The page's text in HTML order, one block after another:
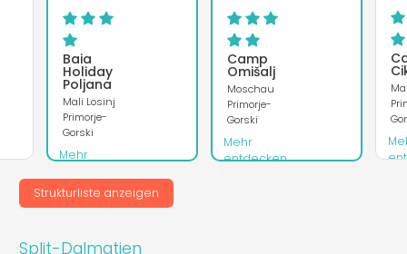
Baia
Holiday
Poljana
Mali Losinj
Primorje-
Gorski
Mehr
Webseite
Camp
Omišalj
Moschau
Primorje-
Gorski
Mehr
entdecken
Strukturliste anzeigen
Split-Dalmatien